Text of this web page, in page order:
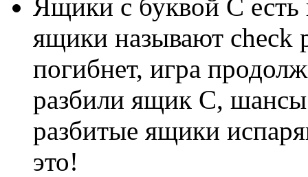
Ящики с буквой C есть
ящики называют check
погибнет, игра
разбили ящик C, шансы
разбитые ящики
это!